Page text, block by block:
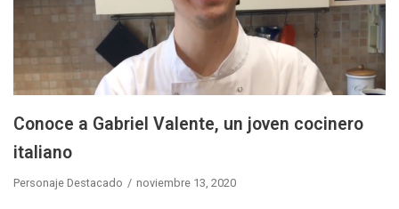
Conoce a Gabriel Valente, un joven cocinero
italiano
Personaje Destacado noviembre 13, 2020